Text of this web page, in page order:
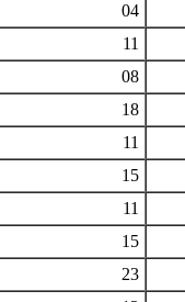
04
11
08
18
11
15
11
15
23